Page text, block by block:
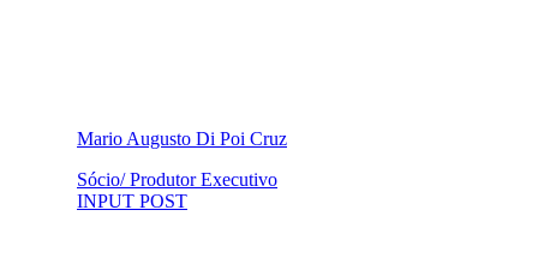
Mario Augusto Di Poi Cruz
Sócio/ Produtor Executivo
INPUT POST